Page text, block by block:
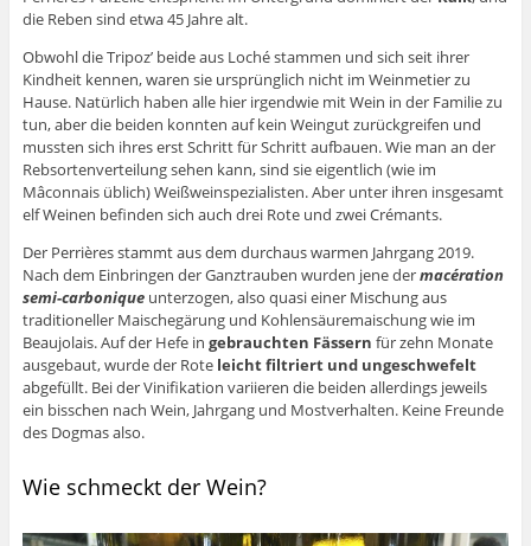
die Reben sind etwa 45 Jahre alt.
Obwohl die Tripoz’ beide aus Loché stammen und sich seit ihrer
Kindheit kennen, waren sie ursprünglich nicht im Weinmetier zu
Hause. Natürlich haben alle hier irgendwie mit Wein in der Familie zu
tun, aber die beiden konnten auf kein Weingut zurückgreifen und
mussten sich ihres erst Schritt für Schritt aufbauen. Wie man an der
Rebsortenverteilung sehen kann, sind sie eigentlich (wie im
Mâconnais üblich) Weißweinspezialisten. Aber unter ihren insgesamt
elf Weinen befinden sich auch drei Rote und zwei Crémants.
Der Perrières stammt aus dem durchaus warmen Jahrgang 2019.
Nach dem Einbringen der Ganztrauben wurden jene dermacération
semi-carboniqueunterzogen, also quasi einer Mischung aus
traditioneller Maischegärung und Kohlensäuremaischung wie im
Beaujolais. Auf der Hefe in gebrauchten Fässern für zehn Monate
ausgebaut, wurde der Rote leicht filtriert und ungeschwefelt
abgefüllt. Bei der Vinifikation variieren die beiden allerdings jeweils
ein bisschen nach Wein, Jahrgang und Mostverhalten. Keine Freunde
des Dogmas also.
Wie schmeckt der Wein?